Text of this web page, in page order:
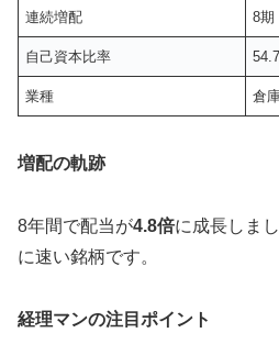
連続増配 8期
自己資本比率
業種 倉
増配の軌跡
8年間で配当が4.8倍に成長しま
に速い銘柄です。
経理マンの注目ポイント